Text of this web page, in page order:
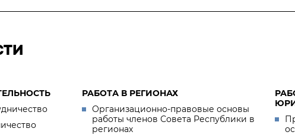
РАБОТА В РЕГИОНАХ
Организационно-правовые основы
работы членов Совета Республики в
регионах